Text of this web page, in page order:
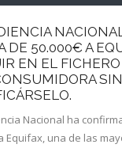
DE 50.000€ A
EN EL FICHERO
SIN
Nacional ha
Equifax, una de las